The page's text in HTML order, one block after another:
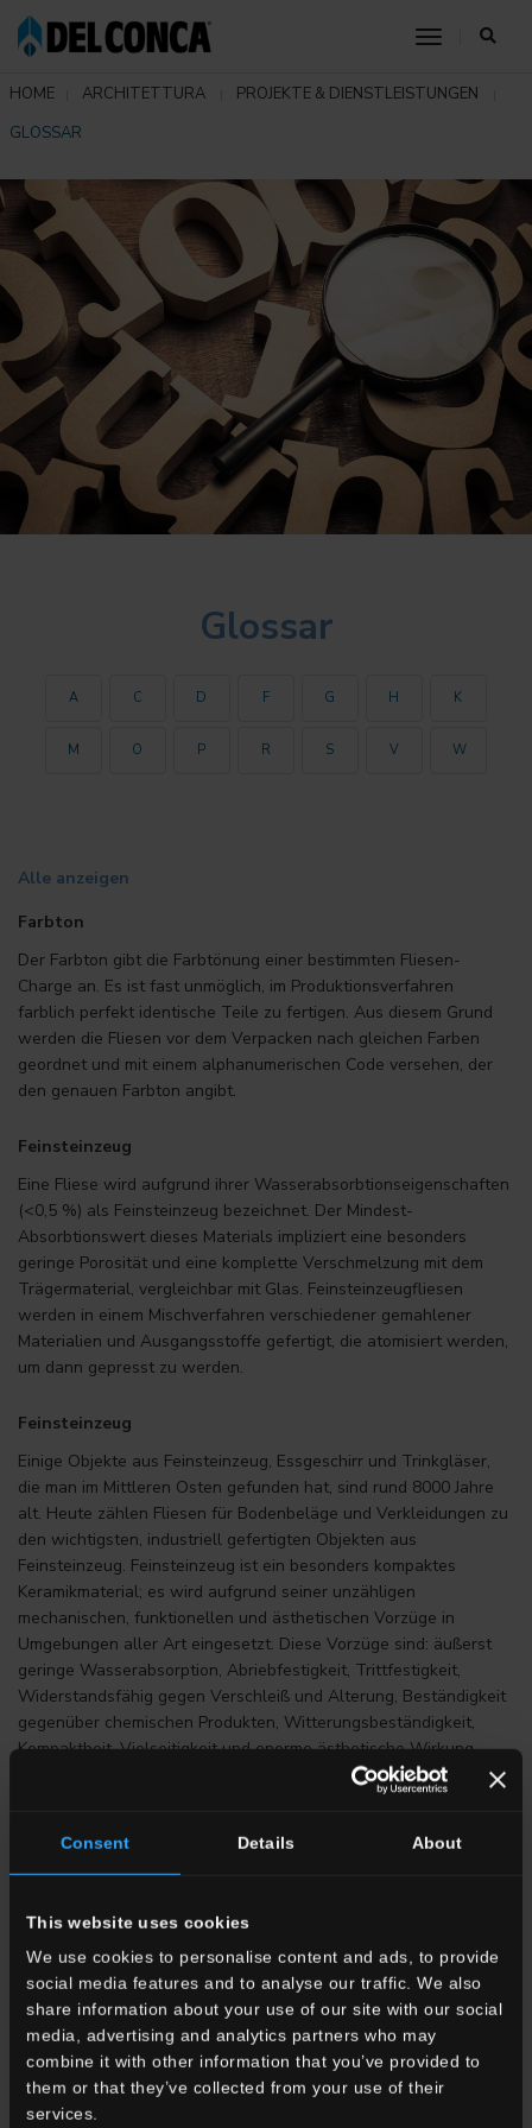
Consent Details About
This website uses cookies
We use cookies to personalise content and ads, to provide
social media features and to analyse our traffic. We also
share information about your use of our site with our social
media, advertising and analytics partners who may
combine it with other information that you’ve provided to
them or that they’ve collected from your use of their
services.
toggle
HOME ARCHITETTURA
PROJEKTE & DIENSTLEISTUNGEN
GLOSSAR
Glossar
A C D F G H K
M O P R S V W
Alle anzeigen
Farbton
Der Farbton gibt die Farbtönung einer bestimmten Fliesen-
Charge an. Es ist fast unmöglich, im Produktionsverfahren
farblich perfekt identische Teile zu fertigen. Aus diesem Grund
werden die Fliesen vor dem Verpacken nach gleichen Farben
geordnet und mit einem alphanumerischen Code versehen, der
den genauen Farbton angibt.
Feinsteinzeug
Eine Fliese wird aufgrund ihrer Wasserabsorbtionseigenschaften
(<0,5 %) als Feinsteinzeug bezeichnet. Der Mindest-
Absorbtionswert dieses Materials impliziert eine besonders
geringe Porosität und eine komplette Verschmelzung mit dem
Trägermaterial, vergleichbar mit Glas. Feinsteinzeugfliesen
werden in einem Mischverfahren verschiedener gemahlener
Materialien und Ausgangsstoffe gefertigt, die atomisiert werden,
um dann gepresst zu werden.
Feinsteinzeug
Einige Objekte aus Feinsteinzeug, Essgeschirr und Trinkgläser,
die man im Mittleren Osten gefunden hat, sind rund 8000 Jahre
alt. Heute zählen Fliesen für Bodenbeläge und Verkleidungen zu
den wichtigsten, industriell gefertigten Objekten aus
Feinsteinzeug. Feinsteinzeug ist ein besonders kompaktes
Keramikmaterial; es wird aufgrund seiner unzähligen
mechanischen, funktionellen und ästhetischen Vorzüge in
Umgebungen aller Art eingesetzt. Diese Vorzüge sind: äußerst
geringe Wasserabsorption, Abriebfestigkeit, Trittfestigkeit,
Widerstandsfähig gegen Verschleiß und Alterung, Beständigkeit
gegenüber chemischen Produkten, Witterungsbeständigkeit,
Kompaktheit, Vielseitigkeit und enorme ästhetische Wirkung.
Technik, die auch für die Erstellung von Bodenbelägen und
Verkleidungen verwendet wird und die ermöglicht, einen 3D-
ähnliche denen, die in Naturmaterialien wie Stein oder Holz
vorhanden sind. Ceramica del Conca setzt eine innovative
Technologie namens Dinamika ein; diese Technologie garantiert
eine perfekte Übereinstimmung zwischen dem Muster und der
Struktur der Fliese und erzeugt so eine extrem realistische
Flachrelief-Optik, ganz so, als wäre die Oberfläche im Laufe der
Zeit durch die natürliche Erosion geformt worden.